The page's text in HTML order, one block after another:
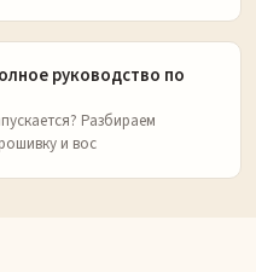
руководство по
Разбираем
и вос